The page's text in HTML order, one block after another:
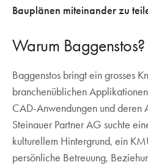
Bauplänen miteinander zu
Warum Baggenstos?
Baggenstos bringt ein grosses
branchenüblichen
CAD-Anwendungen und deren
Steinauer Partner AG suchte
kulturellem Hintergrund, ein
persönliche Betreuung,